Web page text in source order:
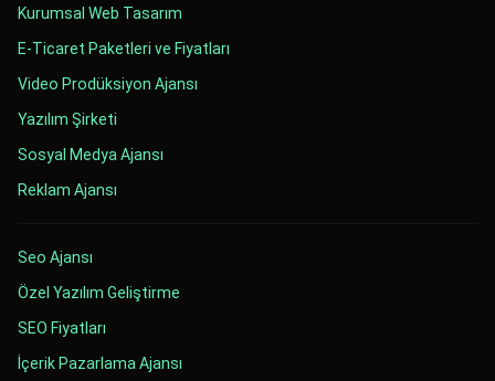
Kurumsal Web Tasarım
E-Ticaret Paketleri ve Fiyatları
Video Prodüksiyon Ajansı
Yazılım Şirketi
Sosyal Medya Ajansı
Reklam Ajansı
Seo Ajansı
Özel Yazılım Geliştirme
SEO Fiyatları
İçerik Pazarlama Ajansı